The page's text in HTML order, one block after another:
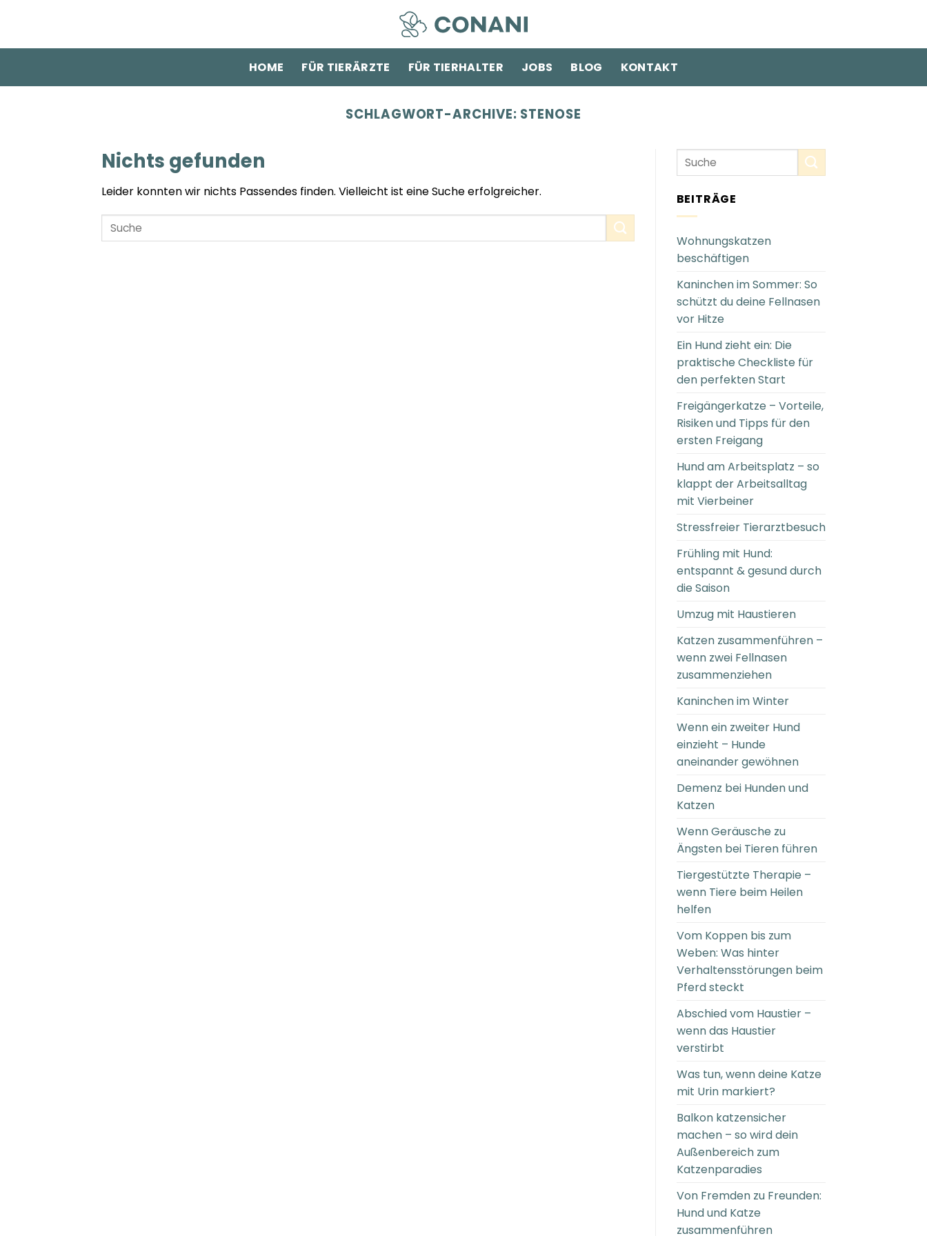
HOME
FÜR TIERÄRZTE FÜR TIERHALTER JOBS BLOG KONTAKT
SCHLAGWORT-ARCHIVE: STENOSE
Nichts gefunden
Leider konnten wir nichts Passendes finden. Vielleicht ist eine Suche erfolgreicher. BEITRÄGE
Wohnungskatzen
beschäftigen
Kaninchen im Sommer: So
schützt du deine Fellnasen
vor Hitze
Ein Hund zieht ein: Die
praktische Checkliste für
den perfekten Start
Freigängerkatze – Vorteile,
Risiken und Tipps für den
ersten Freigang
Hund am Arbeitsplatz – so
klappt der Arbeitsalltag
mit Vierbeiner
Stressfreier Tierarztbesuch
Frühling mit Hund:
entspannt & gesund durch
die Saison
Umzug mit Haustieren
Katzen zusammenführen –
wenn zwei Fellnasen
zusammenziehen
Kaninchen im Winter
Wenn ein zweiter Hund
einzieht – Hunde
aneinander gewöhnen
Demenz bei Hunden und
Katzen
Wenn Geräusche zu
Ängsten bei Tieren führen
Tiergestützte Therapie –
wenn Tiere beim Heilen
helfen
Vom Koppen bis zum
Weben: Was hinter
Verhaltensstörungen beim
Pferd steckt
Abschied vom Haustier –
wenn das Haustier
verstirbt
Was tun, wenn deine Katze
mit Urin markiert?
Balkon katzensicher
machen – so wird dein
Außenbereich zum
Katzenparadies
Von Fremden zu Freunden:
Hund und Katze
zusammenführen